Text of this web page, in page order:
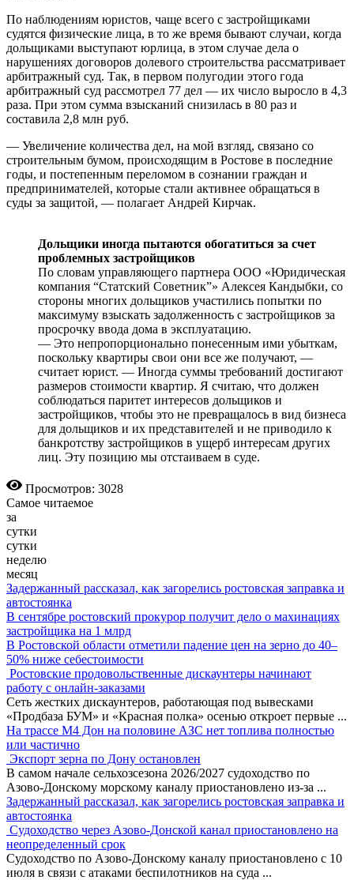
По наблюдениям юристов, чаще всего с застройщиками
судятся физические лица, в то же время бывают случаи, когда
дольщиками выступают юрлица, в этом случае дела о
нарушениях договоров долевого строи­тельства рассматривает
арбитражный суд. Так, в первом полугодии этого года
арбитражный суд рассмотрел 77 дел — их число выросло в 4,3
раза. При этом сумма взысканий снизилась в 80 раз и
составила 2,8 млн руб.
— Увеличение количества дел, на мой взгляд, связано со
строительным бумом, происходящим в Ростове в последние
годы, и постепенным переломом в сознании граждан и
предпринимателей, которые стали активнее обращаться в
суды за защитой, — полагает Андрей Кирчак.
Дольщики иногда пытаются обогатиться за счет
проблемных застройщиков
По словам управляющего партнера ООО «Юридическая
компания “Статский Советник”» Алексея Кандыбки, со
стороны многих дольщиков участились попытки по
максимуму взыскать задолженность с застройщиков за
просрочку ввода дома в эксплуатацию.
— Это непропорционально понесенным ими убыткам,
поскольку квартиры свои они все же получают, —
считает юрист. — Иногда суммы требований достигают
размеров стоимости квартир. Я считаю, что должен
соблюдаться паритет интересов дольщиков и
застройщиков, чтобы это не превращалось в вид бизнеса
для дольщиков и их представителей и не приводило к
банкротству застройщиков в ущерб интересам других
лиц. Эту позицию мы отстаиваем в суде.
Просмотров: 3028
Самое читаемое
за
сутки
сутки
неделю
месяц
Задержанный рассказал, как загорелись ростовская заправка и
автостоянка
В сентябре ростовский прокурор получит дело о махинациях
застройщика на 1 млрд
В Ростовской области отметили падение цен на зерно до 40–
50% ниже себестоимости
Ростовские продовольственные дискаунтеры начинают
работу с онлайн-заказами
Сеть жестких дискаунтеров, работающая под вывесками
«Продбаза БУМ» и «Красная полка» осенью откроет первые ...
На трассе М4 Дон на половине АЗС нет топлива полностью
или частично
Экспорт зерна по Дону остановлен
В самом начале сельхозсезона 2026/2027 судоходство по
Азово-Донскому морскому каналу приостановлено из-за ...
Задержанный рассказал, как загорелись ростовская заправка и
автостоянка
Судоходство через Азово-Донской канал приостановлено на
неопределенный срок
Судоходство по Азово-Донскому каналу приостановлено с 10
июля в связи с атаками беспилотников на суда ...